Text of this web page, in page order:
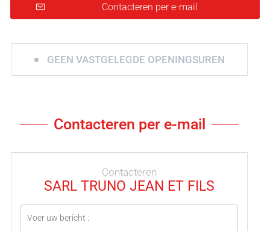
Contacteren per e-mail
GEEN VASTGELEGDE OPENINGSUREN
Contacteren per e-mail
Contacteren
SARL TRUNO JEAN ET FILS